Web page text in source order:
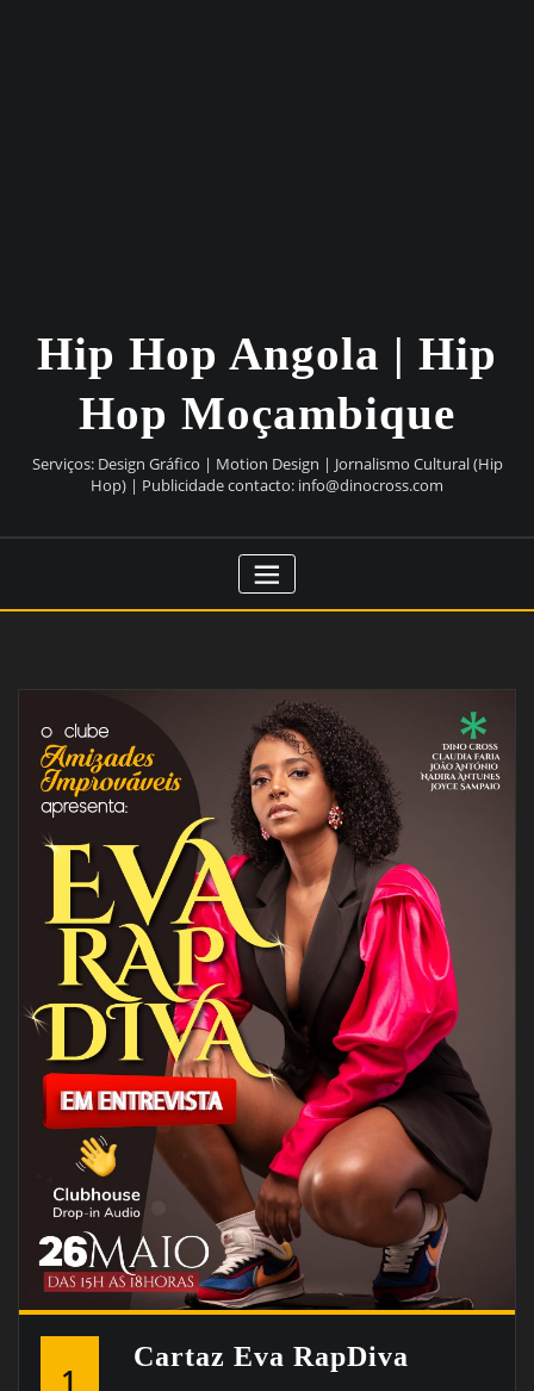
Hip Hop Angola | Hip
Hop Moçambique
Serviços: Design Gráfico | Motion Design | Jornalismo Cultural (Hip
Hop) | Publicidade contacto: info@dinocross.com
1
Cartaz Eva RapDiva